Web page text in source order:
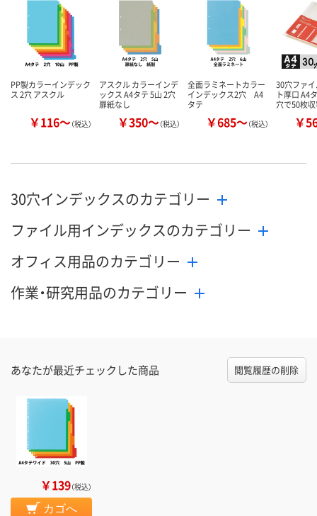
カ
PP製カラーインデック
ス 2穴 アスクル
￥116～（税込）
アスクル カラーインデ
ックス A4タテ 5山 2穴
扉紙なし
￥350～（税込）
全面ラミネートカラー
インデックス2穴 A4
タテ
￥685～（税込）
30穴ファ
ト厚口 A4
穴で50枚
￥
30穴インデックスのカテゴリー
ファイル用インデックスのカテゴリー
オフィス用品のカテゴリー
作業・研究用品のカテゴリー
あなたが最近チェックした商品 閲覧履歴の削除
￥139（税込）
カゴへ